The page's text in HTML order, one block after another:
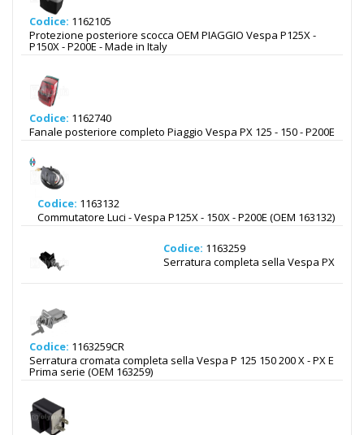
Codice: 1162105
Protezione posteriore scocca OEM PIAGGIO Vespa P125X -
P150X - P200E - Made in Italy
Codice: 1162740
Fanale posteriore completo Piaggio Vespa PX 125 - 150 - P200E
Codice: 1163132
Commutatore Luci - Vespa P125X - 150X - P200E (OEM 163132)
Codice: 1163259
Serratura completa sella Vespa PX
Codice: 1163259CR
Serratura cromata completa sella Vespa P 125 150 200 X - PX E
Prima serie (OEM 163259)